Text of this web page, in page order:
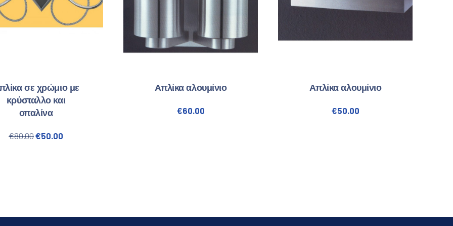
σε χρώμιο με
κρύσταλλο και
οπαλίνα
€80.00Original price was: €80.00.
€50.00
Απλίκα αλουμίνιο
€60.00
Απλίκα αλουμίνιο
€50.00